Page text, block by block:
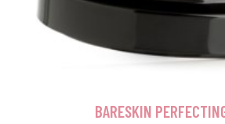
BARESKIN